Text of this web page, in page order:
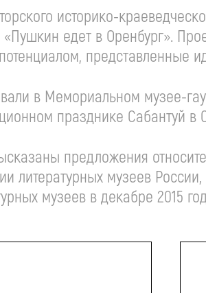
историко-
едет в Оренбург».
представленные
в Мемориальном музее-
празднике Сабантуй
предложения
литературных музеев
музеев в декабре 2015